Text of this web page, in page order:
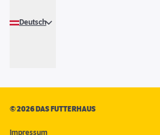
Deutsch
©2026 DAS FUTTERHAUS
Impressum